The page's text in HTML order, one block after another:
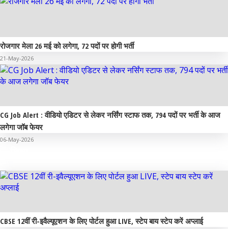
रोजगार मेला 26 मई को लगेगा, 72 पदों पर होगी भर्ती
21-May-2026
CG Job Alert : वीडियो एडिटर से लेकर नर्सिंग स्टाफ तक, 794 पदों पर भर्ती के आज
लगेगा जॉब फेयर
06-May-2026
CBSE 12वीं री-इवैल्यूएशन के लिए पोर्टल हुआ LIVE, स्टेप बाय स्टेप करें अप्लाई